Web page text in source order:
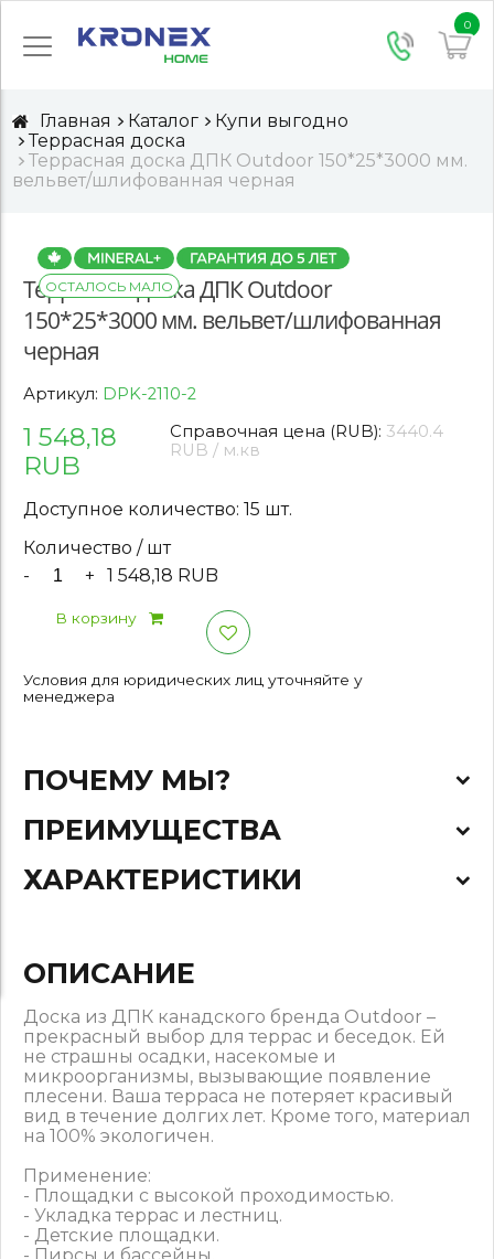
0
Главная Каталог
Купи выгодно
Террасная доска
Террасная доска ДПК Outdoor 150*25*3000 мм.
вельвет/шлифованная черная
ОСТАЛОСЬ МАЛО
Террасная доска ДПК Outdoor
150*25*3000 мм. вельвет/шлифованная
черная
Артикул: DPK-2110-2
1 548,18
RUB
Справочная цена (RUB): 3440.4
RUB / м.кв
Доступное количество: 15 шт.
Количество / шт
-
+ 1 548,18 RUB
В корзину
Условия для юридических лиц уточняйте у
менеджера
ПОЧЕМУ МЫ?
ПРЕИМУЩЕСТВА
ХАРАКТЕРИСТИКИ
ОПИСАНИЕ
Доска из ДПК канадского бренда Outdoor –
прекрасный выбор для террас и беседок. Ей
не страшны осадки, насекомые и
микроорганизмы, вызывающие появление
плесени. Ваша терраса не потеряет красивый
вид в течение долгих лет. Кроме того, материал
на 100% экологичен.
Применение:
- Площадки с высокой проходимостью.
- Укладка террас и лестниц.
- Детские площадки.